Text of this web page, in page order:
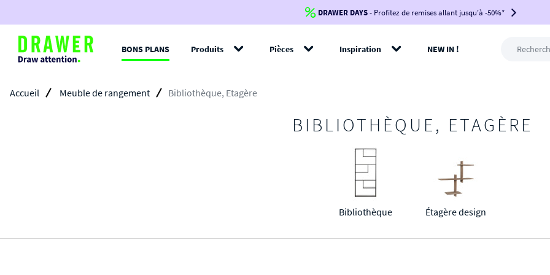
Jusqu'à-100€*sur votre commande !
BIKINI100
-voir conditions en bas de page-
DRAWER DAYS- Profitez de remises allant jusqu'à -50%*
BONS PLANS Produits Pièces Inspiration NEW IN !
Accueil Meuble de rangement Bibliothèque, Etagère
BIBLIOTHÈQUE, ETAGÈRE
Bibliothèque Étagère design